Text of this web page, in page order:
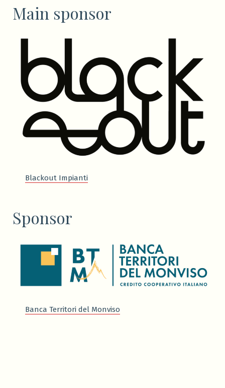
Main sponsor
Blackout Impianti
Sponsor
Banca Territori del Monviso